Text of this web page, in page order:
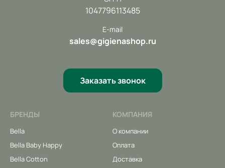
1047796113485
E-mail
sales@gigienashop.ru
Заказать звонок
БРЕНДЫ
Bella
Bella Baby Happy
Bella Cotton
КОМПАНИЯ
О компании
Оплата
Доставка